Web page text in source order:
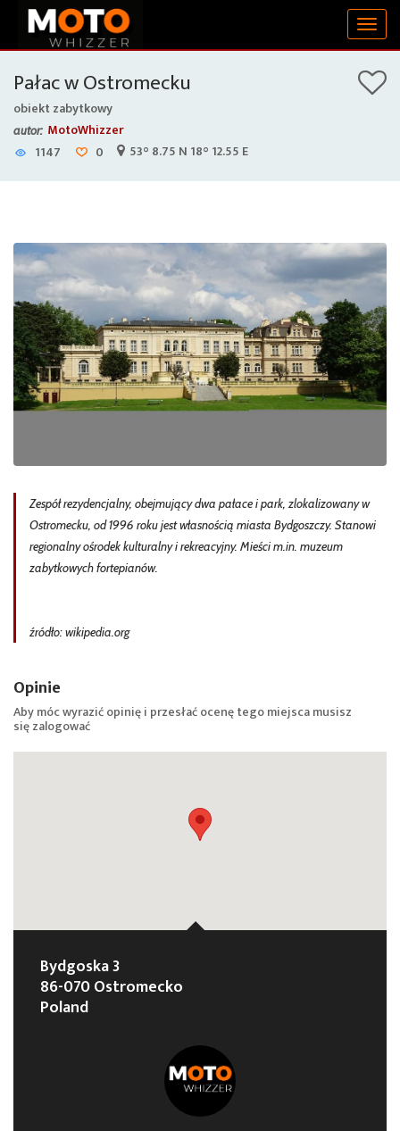
Pałac w Ostromecku
obiekt zabytkowy
autor: MotoWhizzer
1147
0 53° 8.75 N 18° 12.55 E
Zespół rezydencjalny, obejmujący dwa pałace i park, zlokalizowany w
Ostromecku, od 1996 roku jest własnością miasta Bydgoszczy. Stanowi
regionalny ośrodek kulturalny i rekreacyjny. Mieści m.in. muzeum
zabytkowych fortepianów.
źródło: wikipedia.org
Opinie
Aby móc wyrazić opinię i przesłać ocenę tego miejsca musisz
sięzalogować
Bydgoska 3
86-070 Ostromecko
Poland